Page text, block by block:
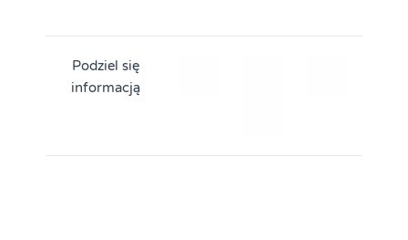
Podziel się
informacją